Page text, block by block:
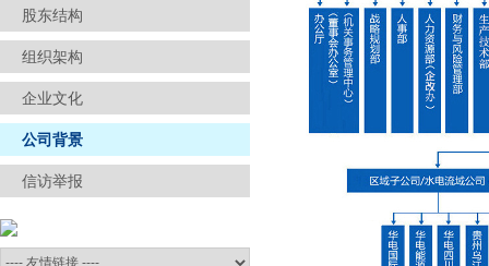
股东结构
组织架构
企业文化
公司背景
信访举报